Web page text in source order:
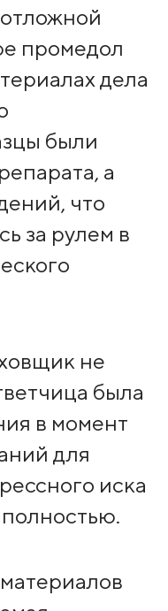
промедол
дела
были
а
что
за рулем в
не
была
в момент
для
иска
полностью.